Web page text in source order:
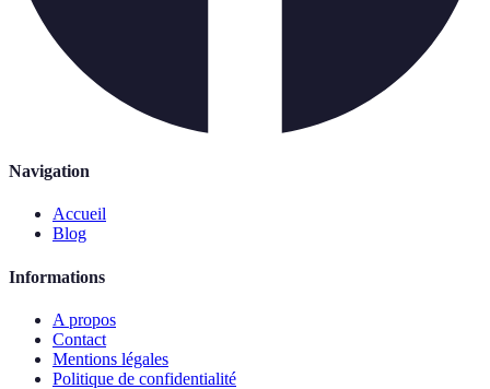
Navigation
Accueil
Blog
Informations
A propos
Contact
Mentions légales
Politique de confidentialité